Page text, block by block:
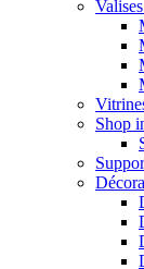
Shop